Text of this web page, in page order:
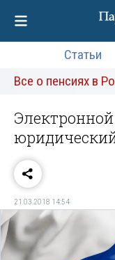
Статьи
Все о пенсиях в
21.03.2018 14:54